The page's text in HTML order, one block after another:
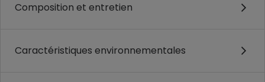
Composition et entretien
Caractéristiques environnementales